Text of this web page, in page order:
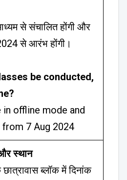
से संचालित होंगी और
से आरंभ होंगी।
be conducted,
in offline mode and
7 Aug 2024
और स्थान
छात्रावास ब्लॉक में दिनांक